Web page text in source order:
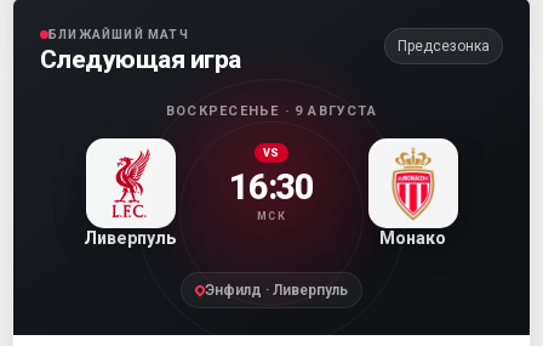
БЛИЖАЙШИЙ МАТЧ
Следующая игра Предсезонка
ВОСКРЕСЕНЬЕ · 9 АВГУСТА
Ливерпуль
VS
16:30
МСК
Монако
Энфилд · Ливерпуль